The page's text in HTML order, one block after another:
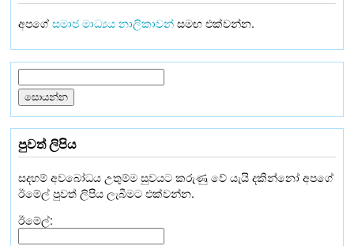
අපගේසමාජ මාධ්‍යය නාලිකාවන්සමඟ එක්වන්න.
පුවත් ලිපිය
සදහම් අවබෝධය උතුම්ම සුවයට කරුණු වේ යැයි දකින්නෝ අපගේ
ඊමේල් පුවත් ලිපිය ලැබීමට එක්වන්න.
ඊමේල්: